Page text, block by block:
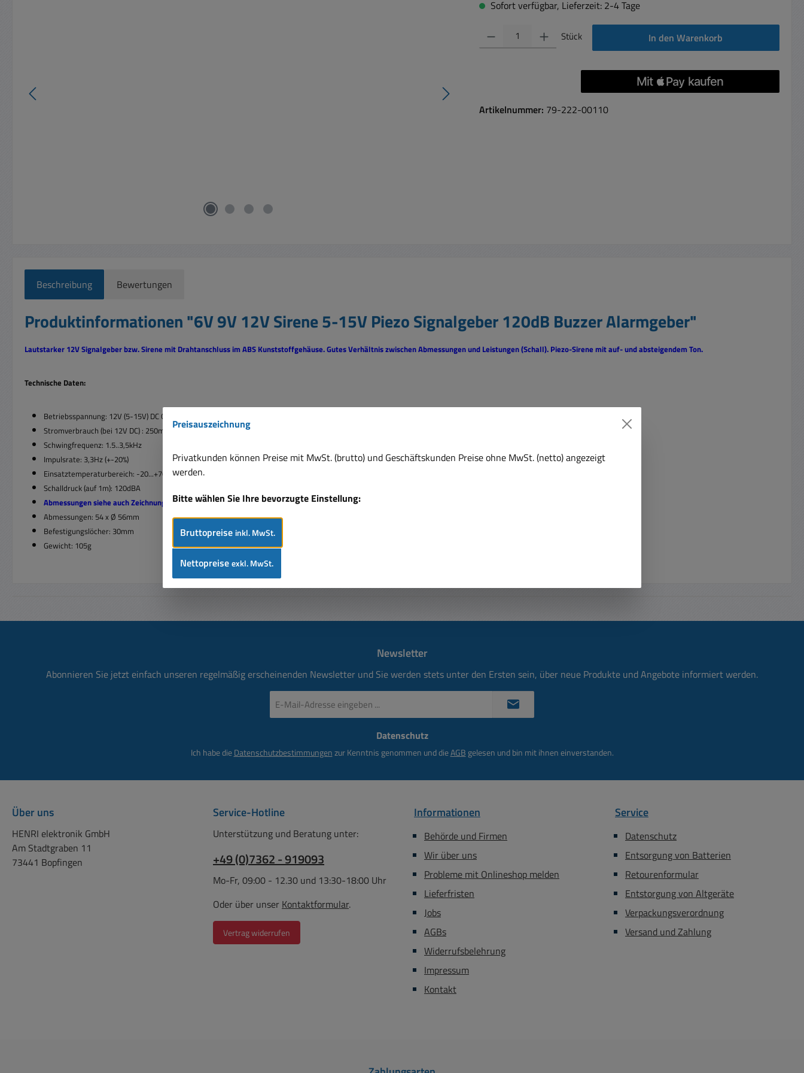
Sofort verfügbar, Lieferzeit: 2-4 Tage
Produkt Anzahl: Gib den gewünschten Wert ein oder benutze die Schaltflächen um die
Stück In den Warenkorb
Artikelnummer: 79-222-00110
Beschreibung Bewertungen
Produktinformationen "6V 9V 12V Sirene 5-15V Piezo Signalgeber 120dB Buzzer Alarmgeber"
Lautstarker 12V Signalgeber bzw. Sirene mit Drahtanschluss im ABS Kunststoffgehäuse.Gutes Verhältnis zwischen Abmessungen und Leistungen (Schall). Piezo-Sirene mit auf- und absteigendem Ton.
Technische Daten:
Betriebsspannung: 12V (5-15V) DC Gleichspannung
Stromverbrauch (bei 12V DC) : 250mA = 0,25A
Schwingfrequenz: 1.5..3,5kHz
Impulsrate: 3,3Hz (+-20%)
Einsatztemperaturbereich: -20...+70°C
Schalldruck (auf 1m): 120dBA
Abmessungen siehe auch Zeichnung weitere Bilder !
Abmessungen: 54 x Ø 56mm
Befestigungslöcher: 30mm
Gewicht: 105g
Newsletter
Abonnieren Sie jetzt einfach unseren regelmäßig erscheinenden Newsletter und Sie werden stets unter den Ersten sein, über neue Produkte und Angebote informiert werden.
Mail-
Datenschutz
Ich habe dieDatenschutzbestimmungenzur Kenntnis genommen und dieAGB gelesen und bin mit ihnen einverstanden.
Über uns
HENRI elektronik GmbH
Am Stadtgraben 11
73441 Bopfingen
Service-Hotline
Unterstützung und Beratung unter:
+49 (0)7362 - 919093
Mo-Fr, 09:00 - 12.30 und 13:30-18:00 Uhr
Oder über unser Kontaktformular.
Vertrag widerrufen
Informationen
Behörde und Firmen
Wir über uns
Probleme mit Onlineshop melden
Lieferfristen
Jobs
AGBs
Widerrufsbelehrung
Impressum
Kontakt
Service
Datenschutz
Entsorgung von Batterien
Retourenformular
Entstorgung von Altgeräte
Verpackungsverordnung
Versand und Zahlung
Preisauszeichnung
Privatkunden können Preise mit MwSt. (brutto) und Geschäftskunden Preise ohne MwSt. (netto) angezeigt
werden.
Bitte wählen Sie Ihre bevorzugte Einstellung:
Bruttopreise inkl. MwSt.
Nettopreiseexkl. MwSt.